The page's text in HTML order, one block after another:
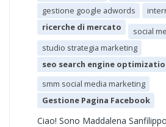
gestione google adwords
ricerche di mercato
social
studio strategia marketing
seo search engine
smm social media marketing
Gestione Pagina Facebook
Ciao! Sono Maddalena